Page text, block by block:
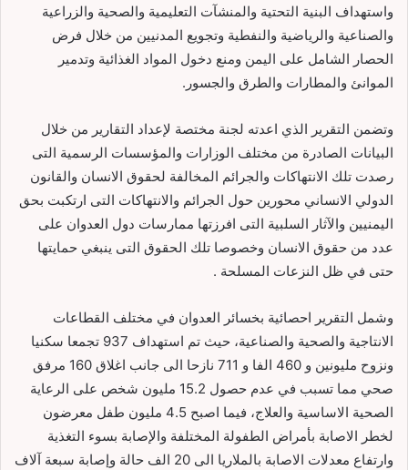
واستهداف البنية التحتية والمنشآت التعليمية والصحية والزراعية
والصناعية والرياضية والنفطية وتجويع المدنيين من خلال فرض
الحصار الشامل على اليمن ومنع دخول المواد الغذائية وتدمير
الموانئ والمطارات والطرق والجسور.
وتضمن التقرير الذي اعدته لجنة مختصة لإعداد التقارير من خلال
البيانات الصادرة من مختلف الوزارات والمؤسسات الرسمية التى
رصدت تلك الانتهاكات والجرائم المخالفة لحقوق الانسان والقانون
الدولي الانساني محورين حول الجرائم والانتهاكات التى ارتكبت بحق
اليمنيين والآثار السلبية التى افرزتها ممارسات دول العدوان على
عدد من حقوق الانسان وخصوصا تلك الحقوق التى ينبغي حمايتها
حتى في ظل النزعات المسلحة .
وشمل التقرير احصائية بخسائر العدوان في مختلف القطاعات
الانتاجية والصحية والصناعية، حيث تم استهداف 937 تجمعا سكنيا
ونزوح مليونين و 460 الفا و 711 نازحا الى جانب اغلاق 160 مرفق
صحي مما تسبب في عدم حصول 15.2 مليون شخص على الرعاية
الصحية الاساسية والعلاج، فيما اصبح 4.5 مليون طفل معرضون
لخطر الاصابة بأمراض الطفولة المختلفة والإصابة بسوء التغذية
وارتفاع معدلات الاصابة بالملاريا الى 20 الف حالة وإصابة سبعة آلاف